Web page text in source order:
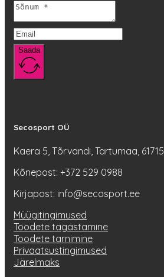
Saada
Secosport OÜ
Kaera 5, Tõrvandi, Tartumaa, 61715
Kõnepost: +372 529 0988
Kirjapost: info@secosport.ee
Müügitingimused
Toodete tagastamine
Toodete tarnimine
Privaatsustingimused
Järelmaks